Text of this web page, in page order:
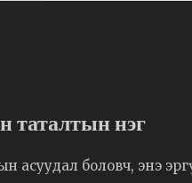
таталтын нэг
асуудал боловч, энэ